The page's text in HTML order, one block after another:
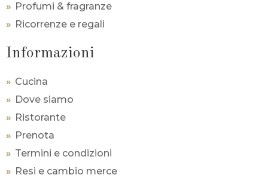
Profumi & fragranze
Ricorrenze e regali
Informazioni
Cucina
Dove siamo
Ristorante
Prenota
Termini e condizioni
Resi e cambio merce